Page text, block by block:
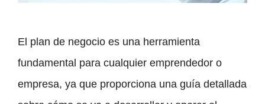
El plan de negocio es una herramienta
fundamental para cualquier emprendedor o
empresa, ya que proporciona una guía detallada